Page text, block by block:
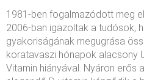
1981-ben fogalmazódott meg
2006-ban igazoltak a tudósok,
gyakoriságának megugrása
koratavaszi hónapok alacsony
Vitamin hiányával. Nyáron erős